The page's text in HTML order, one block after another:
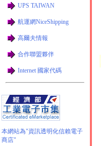
UPS TAIWAN
航運網NiceShipping
高爾夫情報
合作聯盟夥伴
Internet 國家代碼
本網站為"資訊透明化信賴電子
商店"